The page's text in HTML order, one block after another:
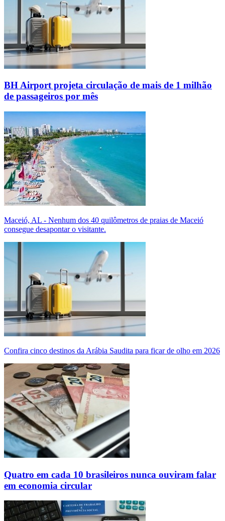
BH Airport projeta circulação de mais de 1 milhão
de passageiros por mês
Maceió, AL - Nenhum dos 40 quilômetros de praias de Maceió
consegue desapontar o visitante.
Confira cinco destinos da Arábia Saudita para ficar de olho em 2026
Quatro em cada 10 brasileiros nunca ouviram falar
em economia circular